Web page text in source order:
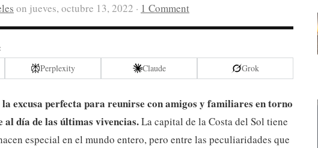
on jueves, octubre 13, 2022 · 1 Comment
Perplexity Claude Grok
excusa perfecta para reunirse con amigos y familiares en torno
al día de las últimas vivencias.La capital de la Costa del Sol tiene
especial en el mundo entero, pero entre las peculiaridades que